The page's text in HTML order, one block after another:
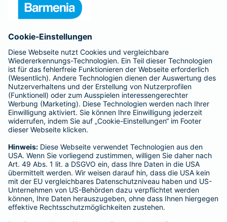
Affiliate-Partner werden
Barmenia ist Teil der BarmeniaGothaer
BELIEBTE SEITEN
Kranken-Zusatzversicherung
Tierversicherungen
Haftpflichtversicherung
Hausratversicherung
SERVICE
Adresse ändern
Schaden melden
Kilometerstandsmeldung
Serviceübersicht